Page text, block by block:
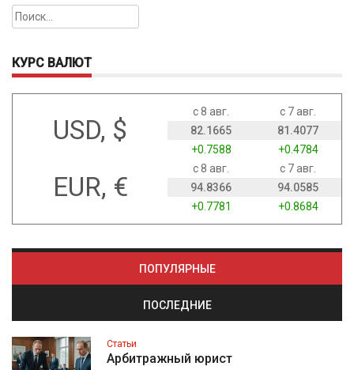
Найти:
КУРС ВАЛЮТ
USD, $
с 8 авг.
с 7 авг.
82.1665
81.4077
+0.7588
+0.4784
EUR, €
с 8 авг.
с 7 авг.
94.8366
94.0585
+0.7781
+0.8684
ПОПУЛЯРНЫЕ
ПОСЛЕДНИЕ
Статьи
Арбитражный юрист